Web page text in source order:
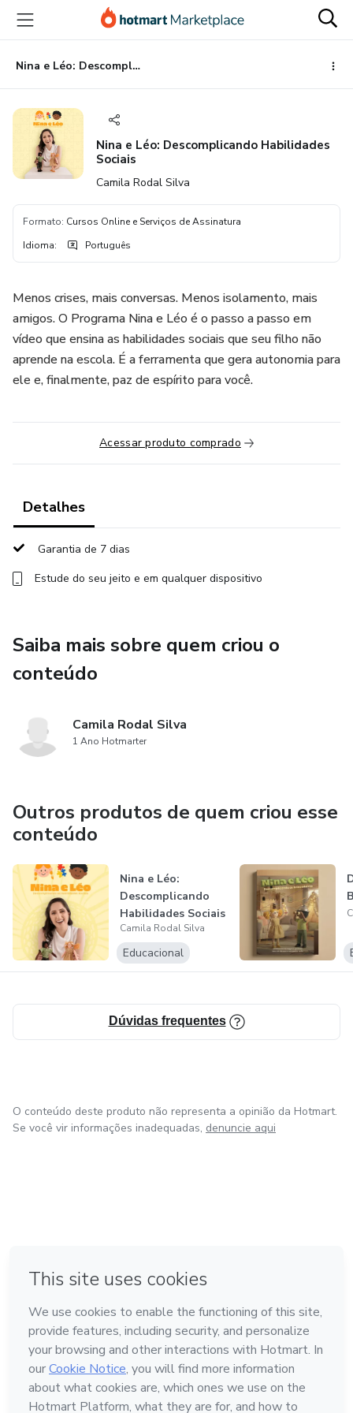
para
conteúdo
principal
para
pagamento
para
rodapé
Nina e Léo: Descomplicando Habilidades Sociais
Nina e Léo: Descomplicando Habilidades
Sociais
Camila Rodal Silva
Formato: Cursos Online e Serviços de Assinatura
Idioma: Português
Menos crises, mais conversas. Menos isolamento, mais
amigos. O Programa Nina e Léo é o passo a passo em
vídeo que ensina as habilidades sociais que seu filho não
aprende na escola. É a ferramenta que gera autonomia para
ele e, finalmente, paz de espírito para você.
Acessar produto comprado
Detalhes
Garantia de 7 dias
Estude do seu jeito e em qualquer dispositivo
Saiba mais sobre quem criou o
conteúdo
Camila Rodal Silva
1 Ano Hotmarter
Outros produtos de quem criou esse
conteúdo
Nina e Léo:
Descomplicando
Habilidades Sociais
#2
Camila Rodal Silva
Educacional
Dúvidas frequentes
O conteúdo deste produto não representa a opinião da Hotmart.
Se você vir informações inadequadas, denuncie aqui
Feito com ❤ em Bogotá
Conheça a Hotmart
Idioma